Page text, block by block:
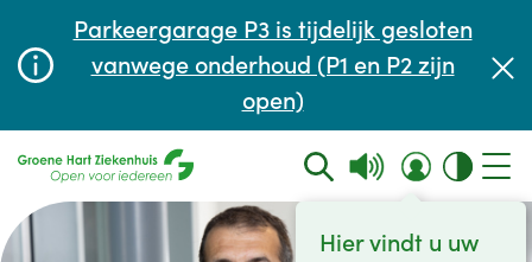
Parkeergarage P3 is tijdelijk gesloten
vanwege onderhoud (P1 en P2 zijn
open)
Hier vindt u uw
Wachttijden